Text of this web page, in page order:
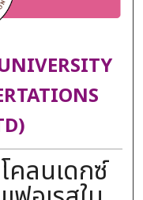
คลนเดกซ์